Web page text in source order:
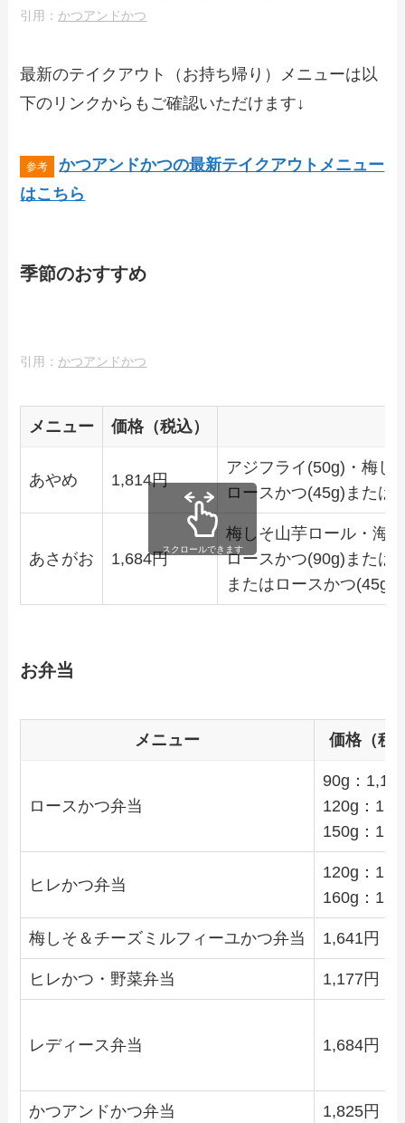
引用： かつアンドかつ
最新のテイクアウト（お持ち帰り）メニューは以
下のリンクからもご確認いただけます↓
かつアンドかつの最新テイクアウトメニュー
はこちら
季節のおすすめ
引用： かつアンドかつ
メニュー 価格（税込）
あやめ 1,814円
アジフライ(50g)・梅し
ロースかつ(45g)または
あさがお 1,684円
梅しそ山芋ロール・海
ロースかつ(90g)または
またはロースかつ(45g)
スクロールできます
お弁当
メニュー 価格（税
ロースかつ弁当
90g：
120g：
150g：
ヒレかつ弁当
120g：
160g：
梅しそ＆チーズミルフィーユかつ弁当 1,641円
ヒレかつ・野菜弁当 1,177円
レディース弁当 1,684円
かつアンドかつ弁当 1,825円